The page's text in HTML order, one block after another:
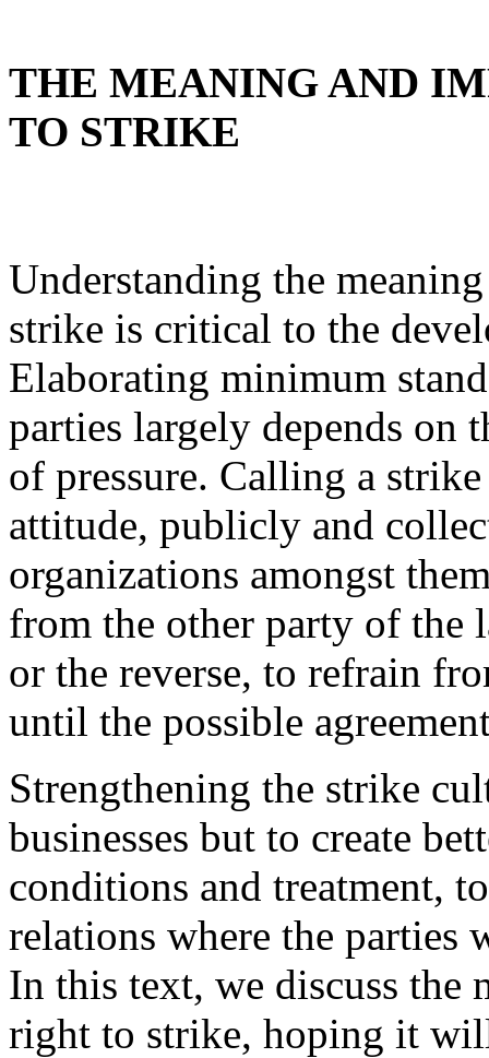
THE MEANING AND
TO STRIKE
Understanding the
strike is critical to the
Elaborating minimum
parties largely depends on
of pressure. Calling a
attitude, publicly and
organizations amongst
from the other party of the
or the reverse, to refrain
until the possible
Strengthening the strike
businesses but to create
conditions and treatment,
relations where the parties
In this text, we discuss the
right to strike, hoping it